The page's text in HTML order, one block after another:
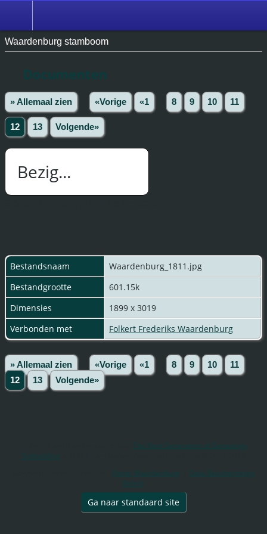
Waardenburg stamboom
Documenten
» Allemaal zien «Vorige «1 8 9 10 11
12 13 Volgende»
Bezig...
Bestandsnaam
Waardenburg_1811.jpg
Bestandgrootte
601.15k
Dimensies
1899 x 3019
Verbonden met
Folkert Frederiks Waardenburg
» Allemaal zien «Vorige «1 8 9 10
11
12
13 Volgende»
The Next Generation of Genealogy
Sitebuilding
Pieter Waardenburg
Data Beschermings
Beleid
Ga naar standaard site